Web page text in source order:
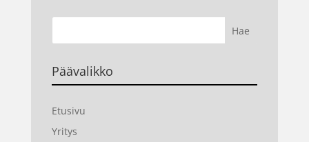
Päävalikko
Etusivu
Yritys